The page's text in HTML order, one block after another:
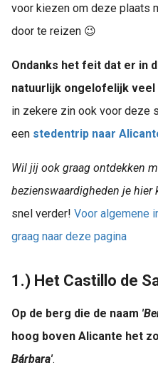
voor kiezen om deze plaats
door te reizen 😉
Ondanks het feit dat er in
natuurlijk ongelofelijk
in zekere zin ook voor deze
een stedentrip naar
Wil jij ook graag ontdekken
bezienswaardigheden je hier
snel verder! Voor algemene
graag naar deze pagina
1.) Het Castillo de
Op de berg die de naam
hoog boven Alicante het
Bárbara'.